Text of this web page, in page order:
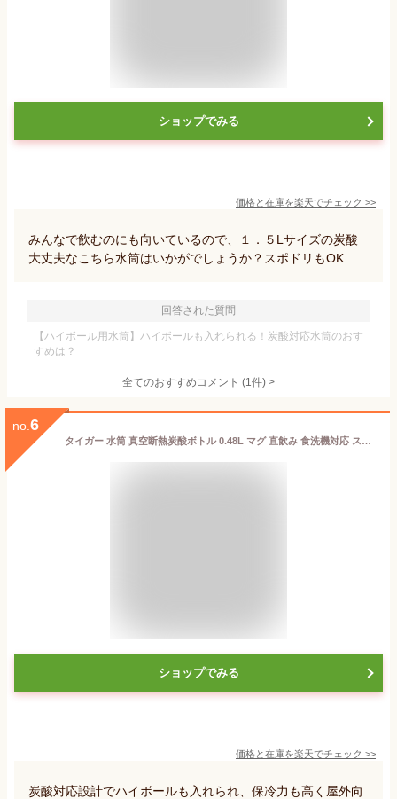
ショップでみる
価格と在庫を楽天でチェック >>
みんなで飲むのにも向いているので、１．５Lサイズの炭酸
大丈夫なこちら水筒はいかがでしょうか？スポドリもOK
回答された質問
【ハイボール用水筒】ハイボールも入れられる！炭酸対応水筒のおす
すめは？
全てのおすすめコメント (1件) >
no. 6
タイガー 水筒 真空断熱炭酸ボトル 0.48L マグ 直飲み 食洗機対応 スクリュー MKB-T481 保冷 保温 子供 ビール ハイボール 炭酸飲料 スポーツドリンク 魔法瓶
ショップでみる
価格と在庫を楽天でチェック >>
炭酸対応設計でハイボールも入れられ、保冷力も高く屋外向